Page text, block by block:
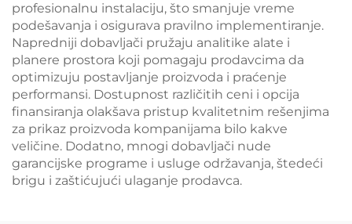
profesionalnu instalaciju, što smanjuje vreme
podešavanja i osigurava pravilno implementiranje.
Napredniji dobavljači pružaju analitike alate i
planere prostora koji pomagaju prodavcima da
optimizuju postavljanje proizvoda i praćenje
performansi. Dostupnost različitih ceni i opcija
finansiranja olakšava pristup kvalitetnim rešenjima
za prikaz proizvoda kompanijama bilo kakve
veličine. Dodatno, mnogi dobavljači nude
garancijske programe i usluge održavanja, štedeći
brigu i zaštićujući ulaganje prodavca.